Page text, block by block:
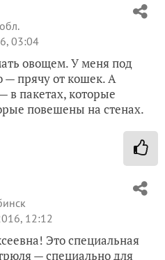
03:04
овощем. У меня под
прячу от кошек. А
пакетах, которые
повешены на стенах.
12:12
Это специальная
— специально для